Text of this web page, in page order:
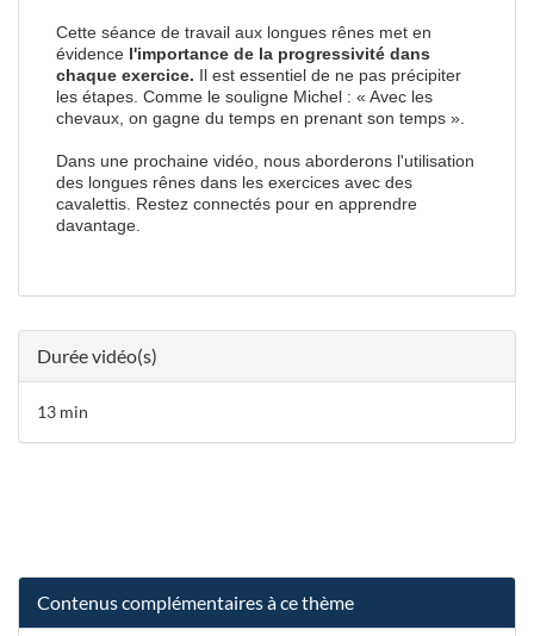
Cette séance de travail aux longues rênes met en
évidence l'importance de la progressivité dans
chaque exercice. Il est essentiel de ne pas précipiter
les étapes. Comme le souligne Michel : « Avec les
chevaux, on gagne du temps en prenant son temps ».
Dans une prochaine vidéo, nous aborderons l'utilisation
des longues rênes dans les exercices avec des
cavalettis. Restez connectés pour en apprendre
davantage.
Durée vidéo(s)
13 min
Contenus complémentaires à ce thème